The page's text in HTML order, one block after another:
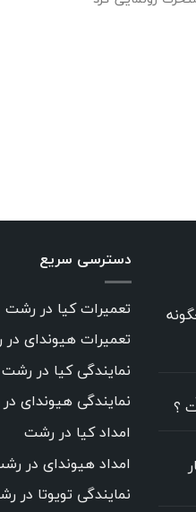
؟
دسترسی سریع
تعمیرات کیا در رشت
تعمیرات هیوندای
نمایندگی کیا در رشت
نمایندگی هیوندای
امداد کیا در رشت
امداد هیوندای در
نمایندگی تویوتا در